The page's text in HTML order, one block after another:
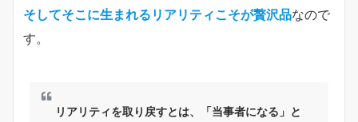
そしてそこに生まれるリアリティこそが贅沢品なので
す。
リアリティを取り戻すとは、「当事者になる」と